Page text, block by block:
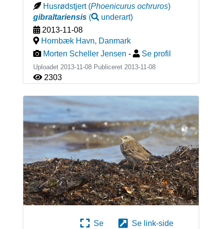
Husrødstjert (Phoenicurus ochruros)
gibraltariensis( underart)
2013-11-08
Hornbæk Havn, Danmark
Morten Scheller Jensen - Se profil
Uploadet 2013-11-08 Publiceret 2013-11-08
2303
Se
Se link-side